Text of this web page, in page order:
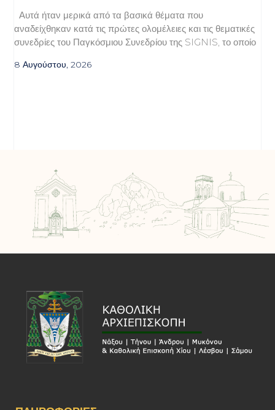
Αυτά ήταν μερικά από τα βασικά θέματα που
αναδείχθηκαν κατά τις πρώτες ολομέλειες και τις θεματικές
συνεδρίες του Παγκόσμιου Συνεδρίου της SIGNIS, το οποίο
8 Αυγούστου, 2026